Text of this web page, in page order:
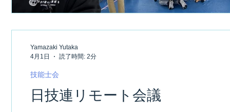
日技連リモート会議
技能士会
Yamazaki Yutaka
4月1日
読了時間: 2分